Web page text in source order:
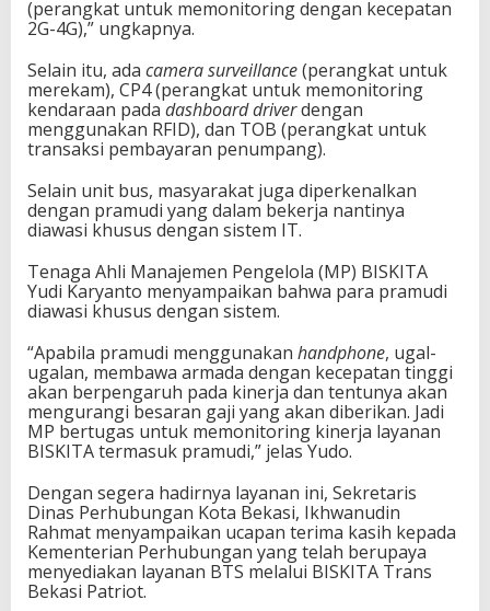
(perangkat untuk memonitoring dengan kecepatan
2G-4G),” ungkapnya.
Selain itu, ada camera surveillance(perangkat untuk
merekam), CP4 (perangkat untuk memonitoring
kendaraan pada dashboard driverdengan
menggunakan RFID), dan TOB (perangkat untuk
transaksi pembayaran penumpang).
Selain unit bus, masyarakat juga diperkenalkan
dengan pramudi yang dalam bekerja nantinya
diawasi khusus dengan sistem IT.
Tenaga Ahli Manajemen Pengelola (MP) BISKITA
Yudi Karyanto menyampaikan bahwa para pramudi
diawasi khusus dengan sistem.
“Apabila pramudi menggunakan handphone, ugal-
ugalan, membawa armada dengan kecepatan tinggi
akan berpengaruh pada kinerja dan tentunya akan
mengurangi besaran gaji yang akan diberikan. Jadi
MP bertugas untuk memonitoring kinerja layanan
BISKITA termasuk pramudi,” jelas Yudo.
Dengan segera hadirnya layanan ini, Sekretaris
Dinas Perhubungan Kota Bekasi, Ikhwanudin
Rahmat menyampaikan ucapan terima kasih kepada
Kementerian Perhubungan yang telah berupaya
menyediakan layanan BTS melalui BISKITA Trans
Bekasi Patriot.